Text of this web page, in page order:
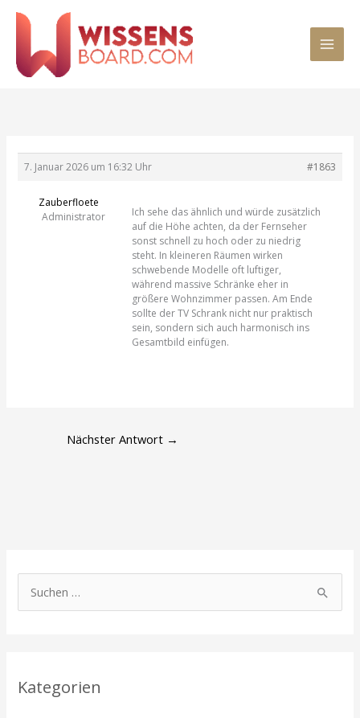
Inhalt
7. Januar 2026 um 16:32 Uhr #1863
Zauberfloete
Administrator
Ich sehe das ähnlich und würde zusätzlich
auf die Höhe achten, da der Fernseher
sonst schnell zu hoch oder zu niedrig
steht. In kleineren Räumen wirken
schwebende Modelle oft luftiger,
während massive Schränke eher in
größere Wohnzimmer passen. Am Ende
sollte der TV Schrank nicht nur praktisch
sein, sondern sich auch harmonisch ins
Gesamtbild einfügen.
Nächster Antwort →
e
Kategorien